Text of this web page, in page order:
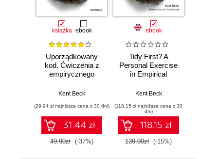
książka ebook
Uporządkowany
kod. Ćwiczenia z
empirycznego
oprogramowania
Kent Beck
(29,94 zł najniższa cena z 30 dni)
31.44 zł
49.90zł (-37%)
ebook
Tidy First? A
Personal Exercise
in Empirical
Kent Beck
(118,15 zł najniższa cena z 30
dni)
118.15 zł
139.00zł (-15%)